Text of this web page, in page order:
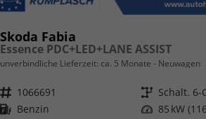
Skoda Fabia
Essence PDC+LED+LANE ASSIST
unverbindliche Lieferzeit: ca. 5 Monate Neuwagen
Fahrzeugnr. 1066691 Getriebe Schalt. 6-
Kraftstoff Benzin Leistung 85 kW